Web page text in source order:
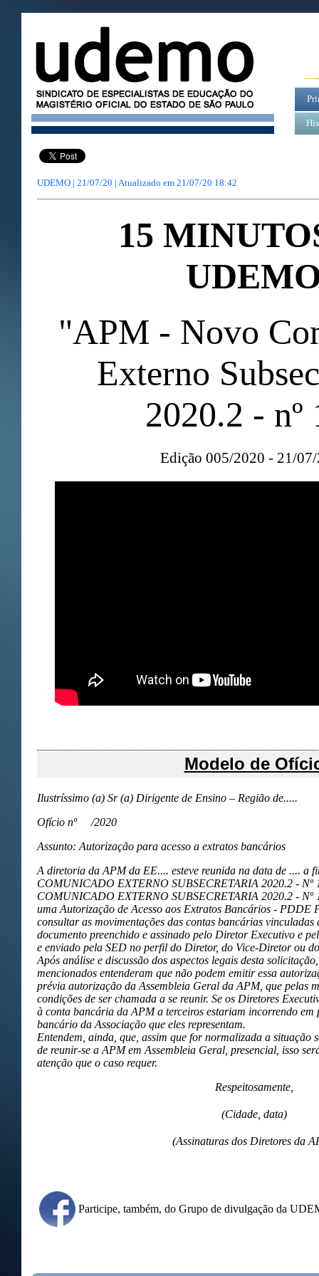
UDEMO | 21/07/20 | Atualizado em 21/07/20 18:42
15
"APM - Novo
Externo
2020.2 - nº
Edição 005/2020 - 21/
Modelo de
Ilustríssimo (a) Sr (a) Dirigente de Ensino – Região de.....
Ofício nº /2020
Assunto: Autorização para acesso a extratos bancários
A diretoria da APM da EE.... esteve reunida na data de .... a
COMUNICADO EXTERNO SUBSECRETARIA 2020.2 - Nº
COMUNICADO EXTERNO SUBSECRETARIA 2020.2 - Nº
uma Autorização de Acesso aos Extratos Bancários - PDDE
consultar as movimentações das contas bancárias
documento preenchido e assinado pelo Diretor Executivo e
e enviado pela SED no perfil do Diretor, do Vice-Diretor ou
Após análise e discussão dos aspectos legais desta
mencionados entenderam que não podem emitir essa
prévia autorização da Assembleia Geral da APM, que pelas
condições de ser chamada a se reunir. Se os Diretores
à conta bancária da APM a terceiros estariam incorrendo em
bancário da Associação que eles representam.
Entendem, ainda, que, assim que for normalizada a situação
de reunir-se a APM em Assembleia Geral, presencial, isso
atenção que o caso requer.
Respeitosamente,
(Cidade, data)
(Assinaturas dos Diretores da
Participe, também, do Grupo de divulgação da